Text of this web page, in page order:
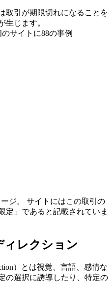
取引が期限切れになることを
生じます。
サイトに88の事例
ジ。 サイトにはこの取引の
定」であると記載されていま
ィレクション
）とは視覚、言語、感情な
の選択に誘導したり、特定の